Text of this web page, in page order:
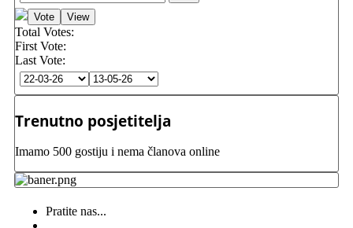
Total Votes:
First Vote:
Last Vote:
Trenutno posjetitelja
Imamo 500 gostiju i nema članova online
Pratite nas...